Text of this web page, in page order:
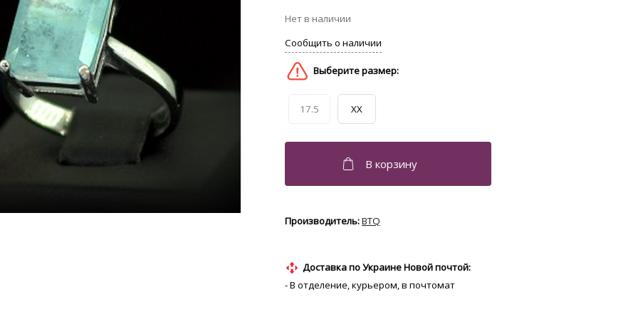
17.5 XX
BTQ
Доставка по Украине Новой почтой:
- В отделение, курьером, в почтомат